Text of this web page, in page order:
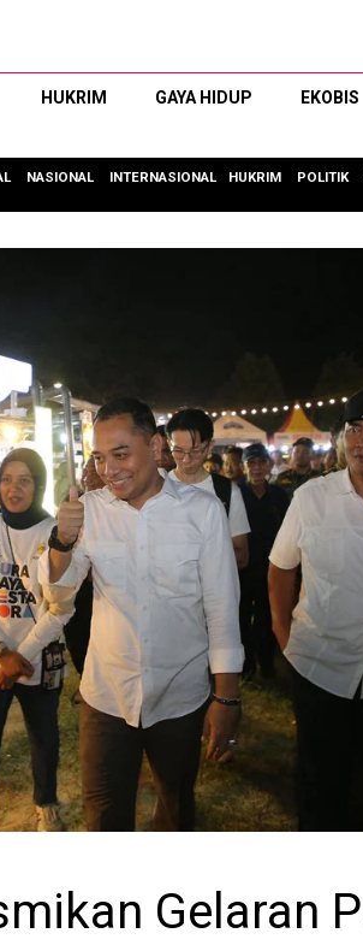
HUKRIM GAYA HIDUP EKOBIS
NASIONAL INTERNASIONAL HUKRIM POLITIK
Gelaran